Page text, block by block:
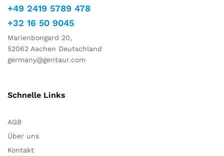
+49 2419 5789 478
+32 16 50 9045
Marienbongard 20,
52062 Aachen Deutschland
germany@gentaur.com
Schnelle Links
AGB
Über uns
Kontakt